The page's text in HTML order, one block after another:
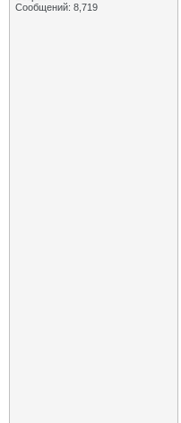
Сообщений: 8,719